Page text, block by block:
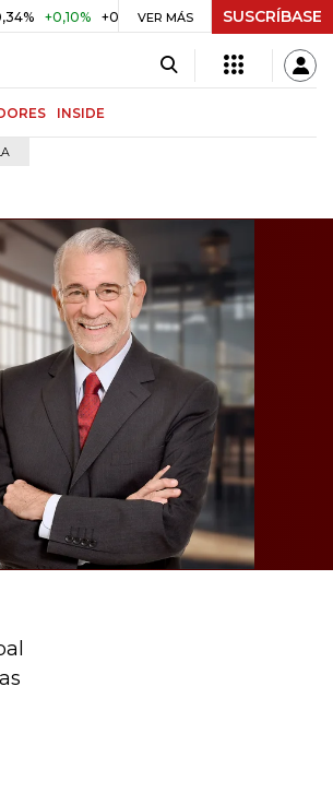
+0,98% UVR $ 416,91 +$ 0,05 +0,01%
VER MÁS SUSCRÍBASE
INSIDE